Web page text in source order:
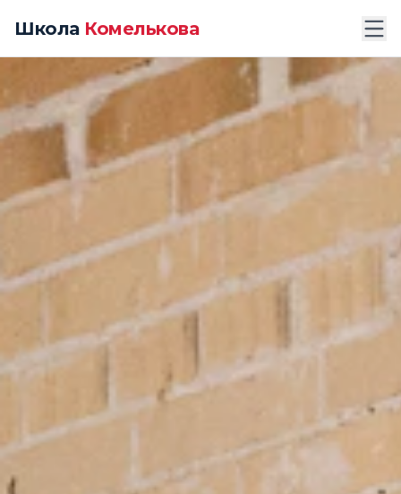
Школа Комелькова